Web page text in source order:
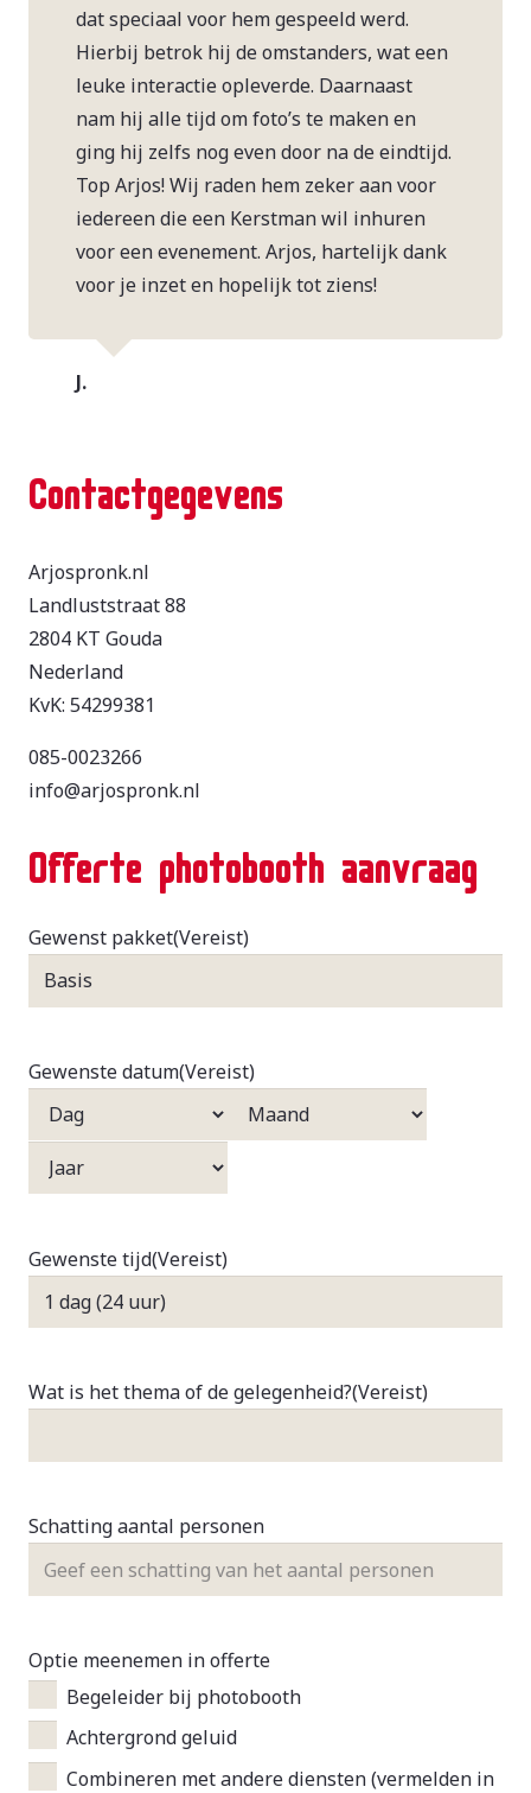
dat speciaal voor hem gespeeld werd.
Hierbij betrok hij de omstanders, wat een
leuke interactie opleverde. Daarnaast
nam hij alle tijd om foto’s te maken en
ging hij zelfs nog even door na de eindtijd.
Top Arjos! Wij raden hem zeker aan voor
iedereen die een Kerstman wil inhuren
voor een evenement. Arjos, hartelijk dank
voor je inzet en hopelijk tot ziens!
J.
Contactgegevens
Arjospronk.nl
Landluststraat 88
2804 KT Gouda
Nederland
KvK: 54299381
085-0023266
info@arjospronk.nl
Offerte photobooth aanvraag
Gewenst pakket(Vereist)
Gewenste datum(Vereist)
Dag
Maand
Jaar
Gewenste tijd(Vereist)
Wat is het thema of de gelegenheid?(Vereist)
Schatting aantal personen
Optie meenemen in offerte
Begeleider bij photobooth
Achtergrond geluid
Combineren met andere diensten (vermelden in